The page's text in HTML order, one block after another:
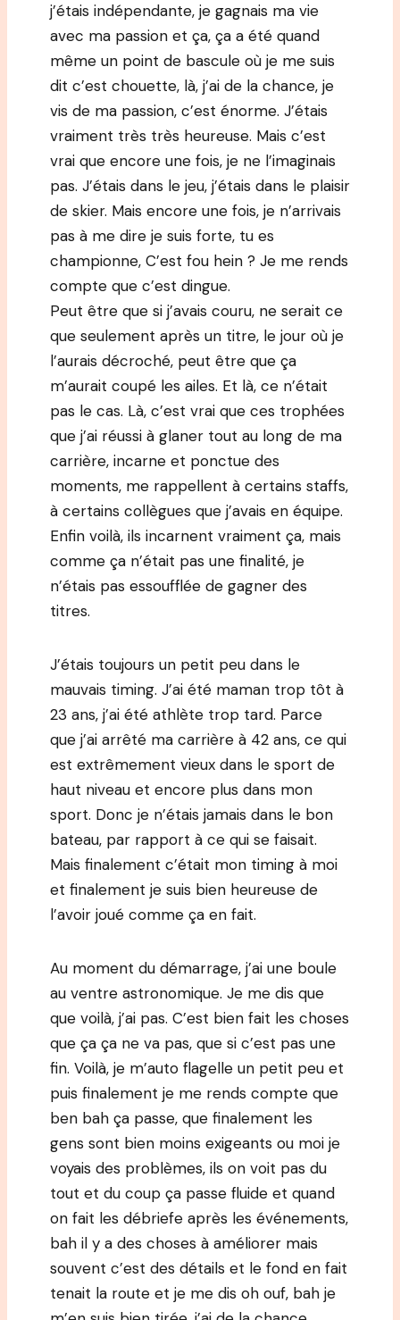
j’étais indépendante, je gagnais ma vie
avec ma passion et ça, ça a été quand
même un point de bascule où je me suis
dit c’est chouette, là, j’ai de la chance, je
vis de ma passion, c’est énorme. J’étais
vraiment très très heureuse. Mais c’est
vrai que encore une fois, je ne l’imaginais
pas. J’étais dans le jeu, j’étais dans le plaisir
de skier. Mais encore une fois, je n’arrivais
pas à me dire je suis forte, tu es
championne, C’est fou hein ? Je me rends
compte que c’est dingue.
Peut être que si j’avais couru, ne serait ce
que seulement après un titre, le jour où je
l’aurais décroché, peut être que ça
m’aurait coupé les ailes. Et là, ce n’était
pas le cas. Là, c’est vrai que ces trophées
que j’ai réussi à glaner tout au long de ma
carrière, incarne et ponctue des
moments, me rappellent à certains staffs,
à certains collègues que j’avais en équipe.
Enfin voilà, ils incarnent vraiment ça, mais
comme ça n’était pas une finalité, je
n’étais pas essoufflée de gagner des
titres.
J’étais toujours un petit peu dans le
mauvais timing. J’ai été maman trop tôt à
23 ans, j’ai été athlète trop tard. Parce
que j’ai arrêté ma carrière à 42 ans, ce qui
est extrêmement vieux dans le sport de
haut niveau et encore plus dans mon
sport. Donc je n’étais jamais dans le bon
bateau, par rapport à ce qui se faisait.
Mais finalement c’était mon timing à moi
et finalement je suis bien heureuse de
l’avoir joué comme ça en fait.
Au moment du démarrage, j’ai une boule
au ventre astronomique. Je me dis que
que voilà, j’ai pas. C’est bien fait les choses
que ça ça ne va pas, que si c’est pas une
fin. Voilà, je m’auto flagelle un petit peu et
puis finalement je me rends compte que
ben bah ça passe, que finalement les
gens sont bien moins exigeants ou moi je
voyais des problèmes, ils on voit pas du
tout et du coup ça passe fluide et quand
on fait les débriefe après les événements,
bah il y a des choses à améliorer mais
souvent c’est des détails et le fond en fait
tenait la route et je me dis oh ouf, bah je